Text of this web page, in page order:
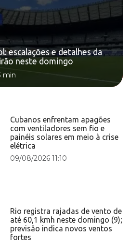
escalações e detalhes da
neste domingo
min
Cubanos enfrentam apagões
com ventiladores sem fio e
painéis solares em meio à crise
elétrica
09/08/2026 11:10
Rio registra rajadas de vento de
até 60,1 kmh neste domingo (9);
previsão indica novos ventos
fortes